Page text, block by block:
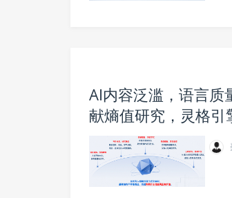
AI内容泛滥，语言质
献熵值研究，灵格引